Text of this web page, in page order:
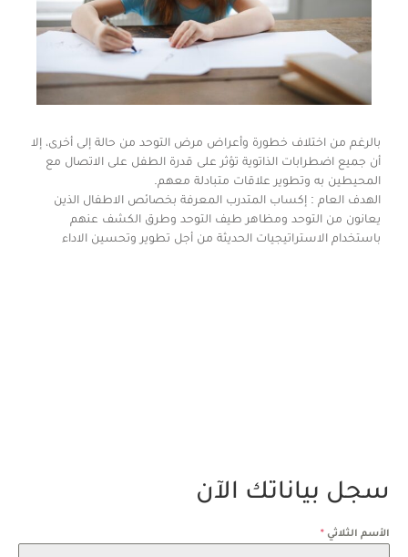
بالرغم من اختلاف خطورة وأعراض مرض التوحد من حالة إلى أخرى، إلا
أن جميع اضطرابات الذاتوية تؤثر على قدرة الطفل على الاتصال مع
المحيطين به وتطوير علاقات متبادلة معهم.
الهدف العام : إكساب المتدرب المعرفة بخصائص الاطفال الذين
يعانون من التوحد ومظاهر طيف التوحد وطرق الكشف عنهم
باستخدام الاستراتيجيات الحديثة من أجل تطوير وتحسين الاداء
سجل بياناتك الآن
الأسم الثلاثي *